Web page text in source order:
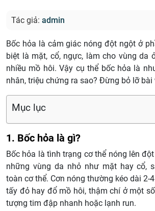
Tác giả: admin
Bốc hỏa là cảm giác nóng đột ngột ở
biệt là mặt, cổ, ngực, làm cho vùng da
nhiều mồ hôi. Vậy cụ thể bốc hỏa là
nhân, triệu chứng ra sao? Đừng bỏ lỡ
Mục lục
1. Bốc hỏa là gì?
Bốc hỏa là tình trạng cơ thể nóng lên
những vùng da nhỏ như mặt hay cổ,
toàn cơ thể. Cơn nóng thường kéo dài 2-
tấy đỏ hay đổ mồ hôi, thậm chí ở một
tượng tim đập nhanh hoặc lạnh run.